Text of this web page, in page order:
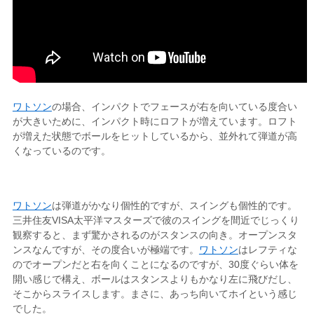
ワトソンの場合、インパクトでフェースが右を向いている度合い
が大きいために、インパクト時にロフトが増えています。ロフト
が増えた状態でボールをヒットしているから、並外れて弾道が高
くなっているのです。
ワトソンは弾道がかなり個性的ですが、スイングも個性的です。
三井住友VISA太平洋マスターズで彼のスイングを間近でじっくり
観察すると、まず驚かされるのがスタンスの向き。オープンスタ
ンスなんですが、その度合いが極端です。 ワトソンはレフティな
のでオープンだと右を向くことになるのですが、30度ぐらい体を
開い感じで構え、ボールはスタンスよりもかなり左に飛びだし、
そこからスライスします。まさに、あっち向いてホイという感じ
でした。